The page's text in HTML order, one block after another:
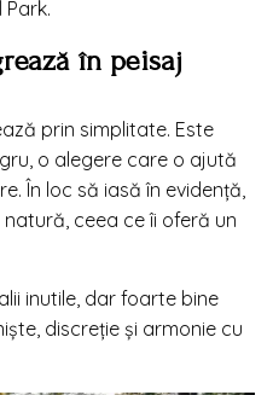
în peisaj
prin simplitate. Este
o alegere care o ajută
În loc să iasă în evidență,
ceea ce îi oferă un
inutile, dar foarte bine
discreție și armonie cu